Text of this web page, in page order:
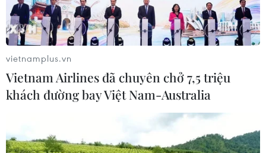
vietnamplus.vn
Vietnam Airlines đã chuyên chở 7,5 triệu
khách đường bay Việt Nam-Australia